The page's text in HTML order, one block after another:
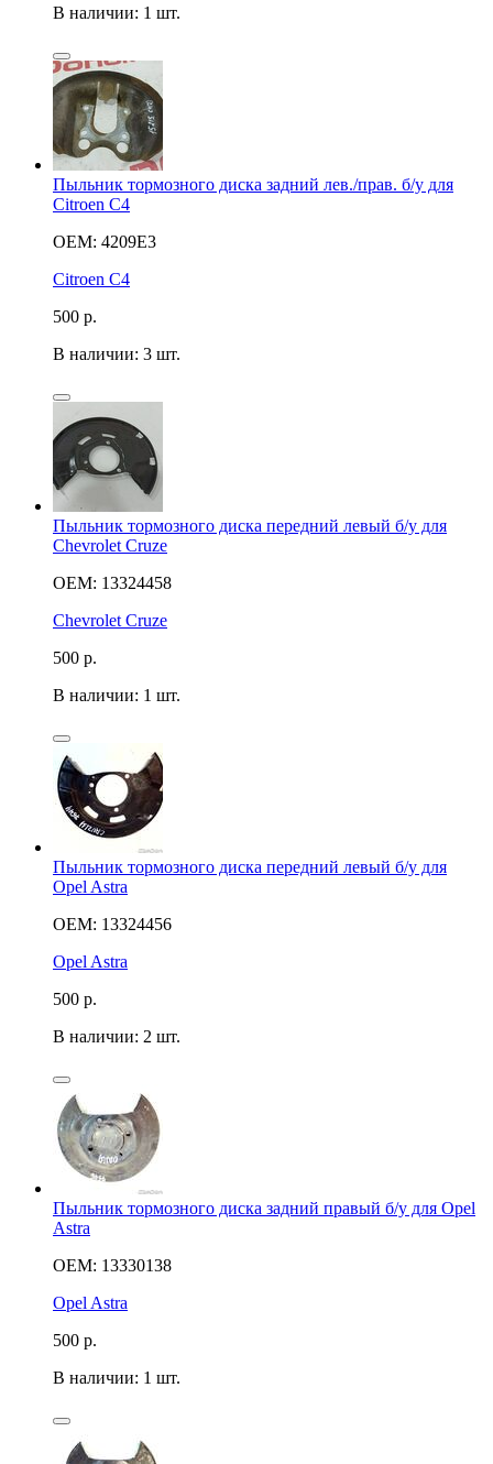
В наличии: 1 шт.
Пыльник тормозного диска задний лев./прав. б/у для
Citroen C4
OEM: 4209E3
Citroen C4
500 р.
В наличии: 3 шт.
Пыльник тормозного диска передний левый б/у для
Chevrolet Cruze
OEM: 13324458
Chevrolet Cruze
500 р.
В наличии: 1 шт.
Пыльник тормозного диска передний левый б/у для
Opel Astra
OEM: 13324456
Opel Astra
500 р.
В наличии: 2 шт.
Пыльник тормозного диска задний правый б/у для Opel
Astra
OEM: 13330138
Opel Astra
500 р.
В наличии: 1 шт.